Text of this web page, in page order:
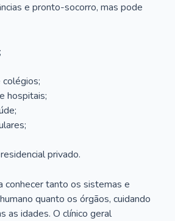
e pronto-socorro, mas pode
colégios;
hospitais;
privado.
conhecer tanto os sistemas e
quanto os órgãos, cuidando
as idades. O clínico geral